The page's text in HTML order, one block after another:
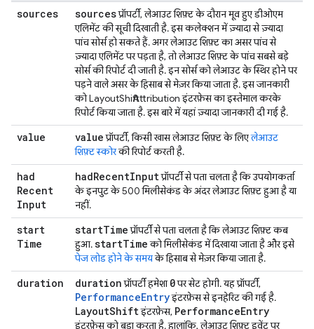
sources sourcesप्रॉपर्टी, लेआउट शिफ़्ट के दौरान मूव हुए डीओएम
एलिमेंट की सूची दिखाती है. इस कलेक्शन में ज़्यादा से ज़्यादा
पांच सोर्स हो सकते हैं. अगर लेआउट शिफ़्ट का असर पांच से
ज़्यादा एलिमेंट पर पड़ता है, तो लेआउट शिफ़्ट के पांच सबसे बड़े
सोर्स की रिपोर्ट दी जाती है. इन सोर्स को लेआउट के स्थिर होने पर
पड़ने वाले असर के हिसाब से मेज़र किया जाता है. इस जानकारी
को LayoutShiftAttribution इंटरफ़ेस का इस्तेमाल करके
रिपोर्ट किया जाता है. इस बारे में यहां ज़्यादा जानकारी दी गई है.
value valueप्रॉपर्टी, किसी खास लेआउट शिफ़्ट के लिएलेआउट
शिफ़्ट स्कोरकी रिपोर्ट करती है.
had
Recent
Input
hadRecentInputप्रॉपर्टी से पता चलता है कि उपयोगकर्ता
के इनपुट के 500 मिलीसेकंड के अंदर लेआउट शिफ़्ट हुआ है या
नहीं.
start
Time
startTimeप्रॉपर्टी से पता चलता है कि लेआउट शिफ़्ट कब
हुआ.startTimeको मिलीसेकंड में दिखाया जाता है और इसे
पेज लोड होने के समयके हिसाब से मेज़र किया जाता है.
duration durationप्रॉपर्टी हमेशा0पर सेट होगी. यह प्रॉपर्टी,
PerformanceEntryइंटरफ़ेस से इनहेरिट की गई है.
LayoutShiftइंटरफ़ेस, PerformanceEntry
इंटरफ़ेस को बड़ा करता है. हालांकि, लेआउट शिफ़्ट इवेंट पर